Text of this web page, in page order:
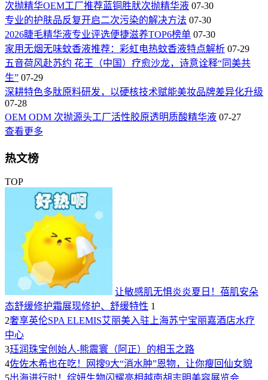
次抛精华OEM工厂推荐蓝铜胜肰次抛精华液 07-30
专业的护肤品反复开启二次污染的解决方法 07-30
2026睫毛精华液专业评选便捷滋养TOP6榜单 07-30
家用无烟无味蚊香液推荐：彩虹电热蚊香液特点解析 07-29
五音荷风赴苏约 花王（中国）疗愈沙龙，诗意诠释“同美共
生” 07-29
深耕特色多肽原料研发，以硬核技术赋能美妆品牌差异化升级
07-28
OEM ODM 次抛源头工厂活性胶原透明质酸精华液 07-27
查看更多
热文榜
TOP
让敏感肌无惧炎炎夏日！蓓肌安朵
态舒缓修护霜展现修护、舒缓特性 1
2奢享英伦SPA ELEMIS艾丽美入驻上海苏宁宝丽嘉酒店水疗
中心
3珏润珠宝创始人-熊震寰（阿正）的相玉之路
4佐佐木希也在吃！网搜9大“消水肿”恩物，让你瘦回仙女貌
5出海进行时！绽妍生物闪耀亮相越南胡志明美容展览会